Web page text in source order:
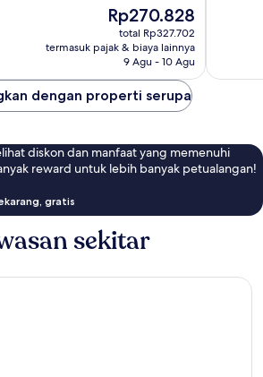
Harga
sekarang
Rp270.828
Rp270.828
total Rp327.702
termasuk pajak & biaya lainnya
9 Agu - 10 Agu
dengan properti serupa
diskon dan manfaat yang memenuhi
reward untuk lebih banyak petualangan!
gratis
sekitar